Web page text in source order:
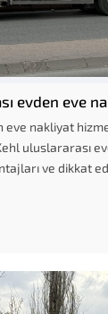
evden eve
eve nakliyat
uluslararası
ve dikkat